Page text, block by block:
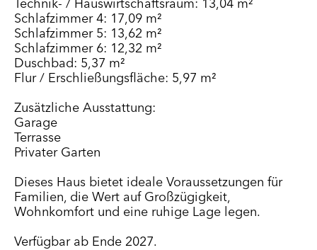
Schlafzimmer 4: 17,09 m²
Schlafzimmer 5: 13,62 m²
Schlafzimmer 6: 12,32 m²
Duschbad: 5,37 m²
Flur / Erschließungsfläche: 5,97 m²
Zusätzliche Ausstattung:
Garage
Terrasse
Privater Garten
Dieses Haus bietet ideale Voraussetzungen für
Familien, die Wert auf Großzügigkeit,
Wohnkomfort und eine ruhige Lage legen.
Verfügbar ab Ende 2027.